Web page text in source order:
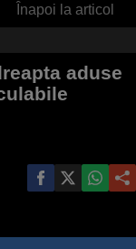
Înapoi la articol
aduse